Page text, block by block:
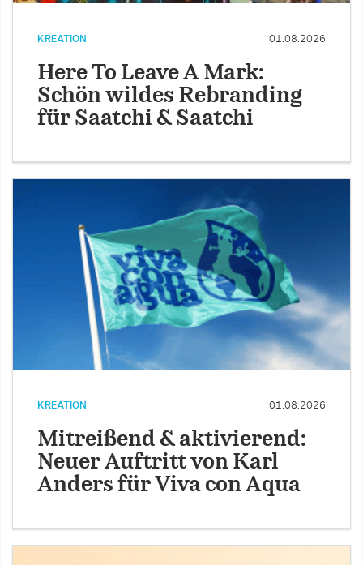
KREATION 01.08.2026
Here To Leave A Mark:
Schön wildes Rebranding
für Saatchi & Saatchi
KREATION 01.08.2026
Mitreißend & aktivierend:
Neuer Auftritt von Karl
Anders für Viva con Aqua